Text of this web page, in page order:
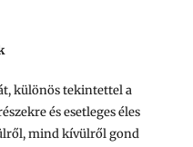
különös tekintettel a
és esetleges éles
mind kívülről gond